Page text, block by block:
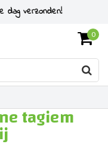
2011 roku
0
tagiem